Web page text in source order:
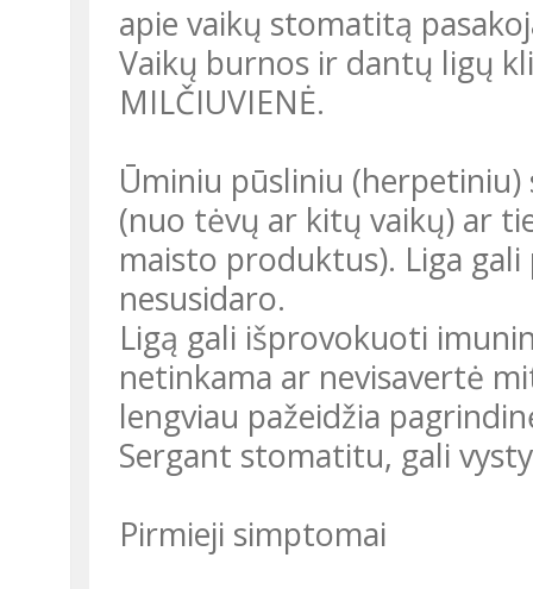
apie vaikų stomatitą
Vaikų burnos ir dantų ligų
MILČIUVIENĖ.
Ūminiu pūsliniu (herpetiniu) stomatitu užsikrečiama oro lašeliniu
(nuo tėvų ar kitų vaikų) ar
maisto produktus). Liga
nesusidaro.
Ligą gali išprovokuoti
netinkama ar nevisavertė
lengviau pažeidžia
Sergant stomatitu, gali
Pirmieji simptomai